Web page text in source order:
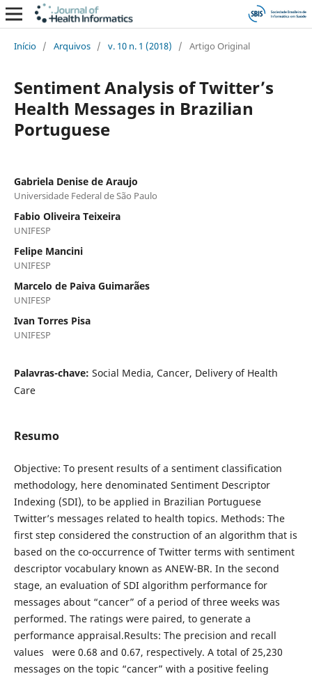
Início / Arquivos / v. 10 n. 1 (2018) / Artigo Original
Sentiment Analysis of Twitter’s
Health Messages in Brazilian
Portuguese
Gabriela Denise de Araujo
Universidade Federal de São Paulo
Fabio Oliveira Teixeira
UNIFESP
Felipe Mancini
UNIFESP
Marcelo de Paiva Guimarães
UNIFESP
Ivan Torres Pisa
UNIFESP
Palavras-chave: Social Media, Cancer, Delivery of Health
Care
Resumo
Objective: To present results of a sentiment classification
methodology, here denominated Sentiment Descriptor
Indexing (SDI), to be applied in Brazilian Portuguese
Twitter’s messages related to health topics. Methods: The
first step considered the construction of an algorithm that is
based on the co-occurrence of Twitter terms with sentiment
descriptor vocabulary known as ANEW-BR. In the second
stage, an evaluation of SDI algorithm performance for
messages about “cancer” of a period of three weeks was
performed. The ratings were paired, to generate a
performance appraisal.Results: The precision and recall
values were 0.68 and 0.67, respectively. A total of 25,230
messages on the topic “cancer” with a positive feeling